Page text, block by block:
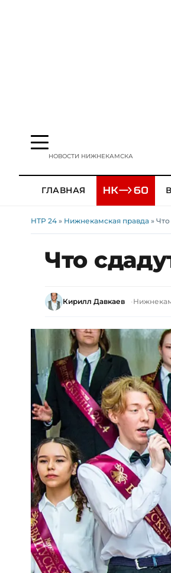
НОВОСТИ НИЖНЕКАМСКА
ГЛАВНАЯ
НТР 24 » Нижнекамская правда »
Что
Кирилл Давкаев